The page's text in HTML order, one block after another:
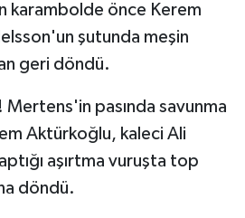
karambolde önce Kerem
şutunda meşin
geri döndü.
pasında savunma
Aktürkoğlu, kaleci Ali
aşırtma vuruşta top
döndü.